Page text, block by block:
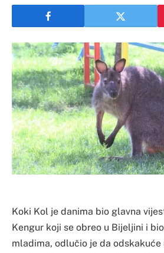
Koki Kol je danima bio glavna
Kengur koji se obreo u Bijeljini i
mladima, odlučio je da odskakuće